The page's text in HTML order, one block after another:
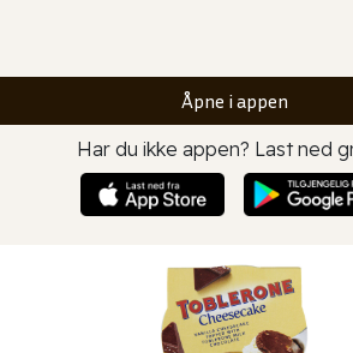
Åpne i appen
Har du ikke appen? Last ned